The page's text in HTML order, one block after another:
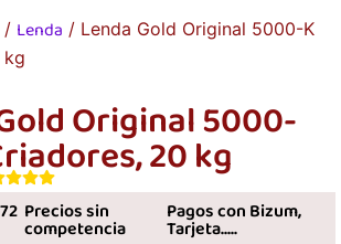
/ Lenda / Lenda Gold Original 5000-K
kg
Original 5000-
20 kg
Precios sin
competencia
Pagos con Bizum,
Tarjeta.....